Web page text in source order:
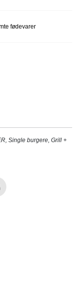
fødevarer
, Single burgere, Grill +